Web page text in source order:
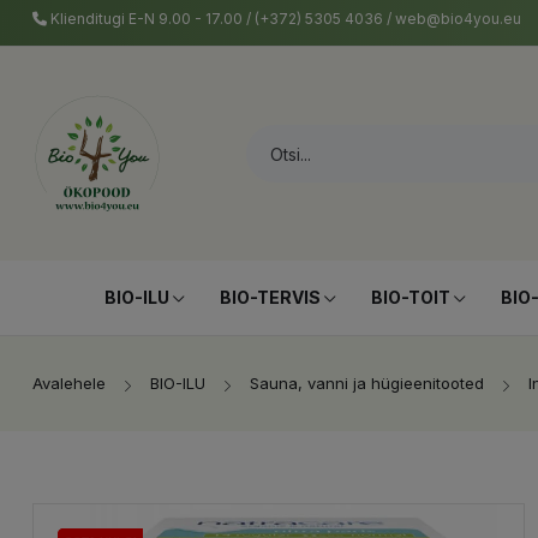
Klienditugi E-N 9.00 - 17.00 / (+372) 5305 4036 / web@bio4you.eu
BIO-ILU BIO-TERVIS BIO-TOIT
Avalehele BIO-ILU Sauna, vanni ja hügieenitooted